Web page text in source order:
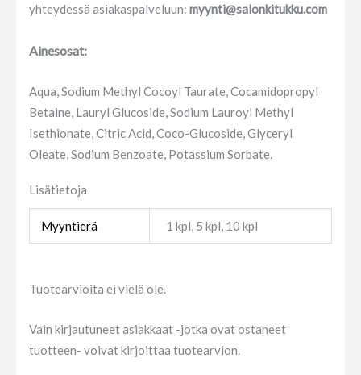
yhteydessä asiakaspalveluun: myynti@salonkitukku.com
Ainesosat:
Aqua, Sodium Methyl Cocoyl Taurate, Cocamidopropyl
Betaine, Lauryl Glucoside, Sodium Lauroyl Methyl
Isethionate, Citric Acid, Coco-Glucoside, Glyceryl
Oleate, Sodium Benzoate, Potassium Sorbate.
Lisätietoja
Myyntierä 1 kpl, 5 kpl, 10 kpl
Tuotearvioita ei vielä ole.
Vain kirjautuneet asiakkaat -jotka ovat ostaneet
tuotteen- voivat kirjoittaa tuotearvion.